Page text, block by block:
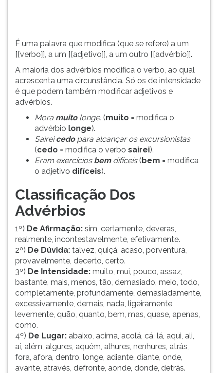
advérbios...
leitura
pressione
(primeira
continuar
pressione
tecla
direita
Para
menu
principal
pressione
tecla
É uma palavra que modifica (que se refere) a um
[[verbo]], a um [[adjetivo]], a um outro [[advérbio]].
A maioria dos advérbios modifica o verbo, ao qual
acrescenta uma circunstância. Só os de intensidade
é que podem também modificar adjetivos e
advérbios.
Mora muito longe. (muito = modifica o
advérbio longe).
Saireicedo para alcançar os excursionistas
(cedo = modifica o verbo sairei).
Eram exercícios bem difíceis (bem = modifica
o adjetivo difíceis).
Classificação Dos
Advérbios
1º) De Afirmação: sim, certamente, deveras,
realmente, incontestavelmente, efetivamente.
2º) De Dúvida: talvez, quiçá, acaso, porventura,
provavelmente, decerto, certo.
3º) De Intensidade: muito, mui, pouco, assaz,
bastante, mais, menos, tão, demasiado, meio, todo,
completamente, profundamente, demasiadamente,
excessivamente, demais, nada, ligeiramente,
levemente, quão, quanto, bem, mas, quase, apenas,
como.
4º) De Lugar: abaixo, acima, acolá, cá, lá, aqui, ali,
aí, além, algures, aquém, alhures, nenhures, atrás,
fora, afora, dentro, longe, adiante, diante, onde,
avante, através, defronte, aonde, donde, detrás.